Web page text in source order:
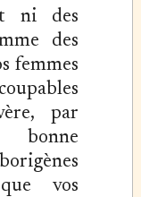
ni des
des
femmes
par
vos